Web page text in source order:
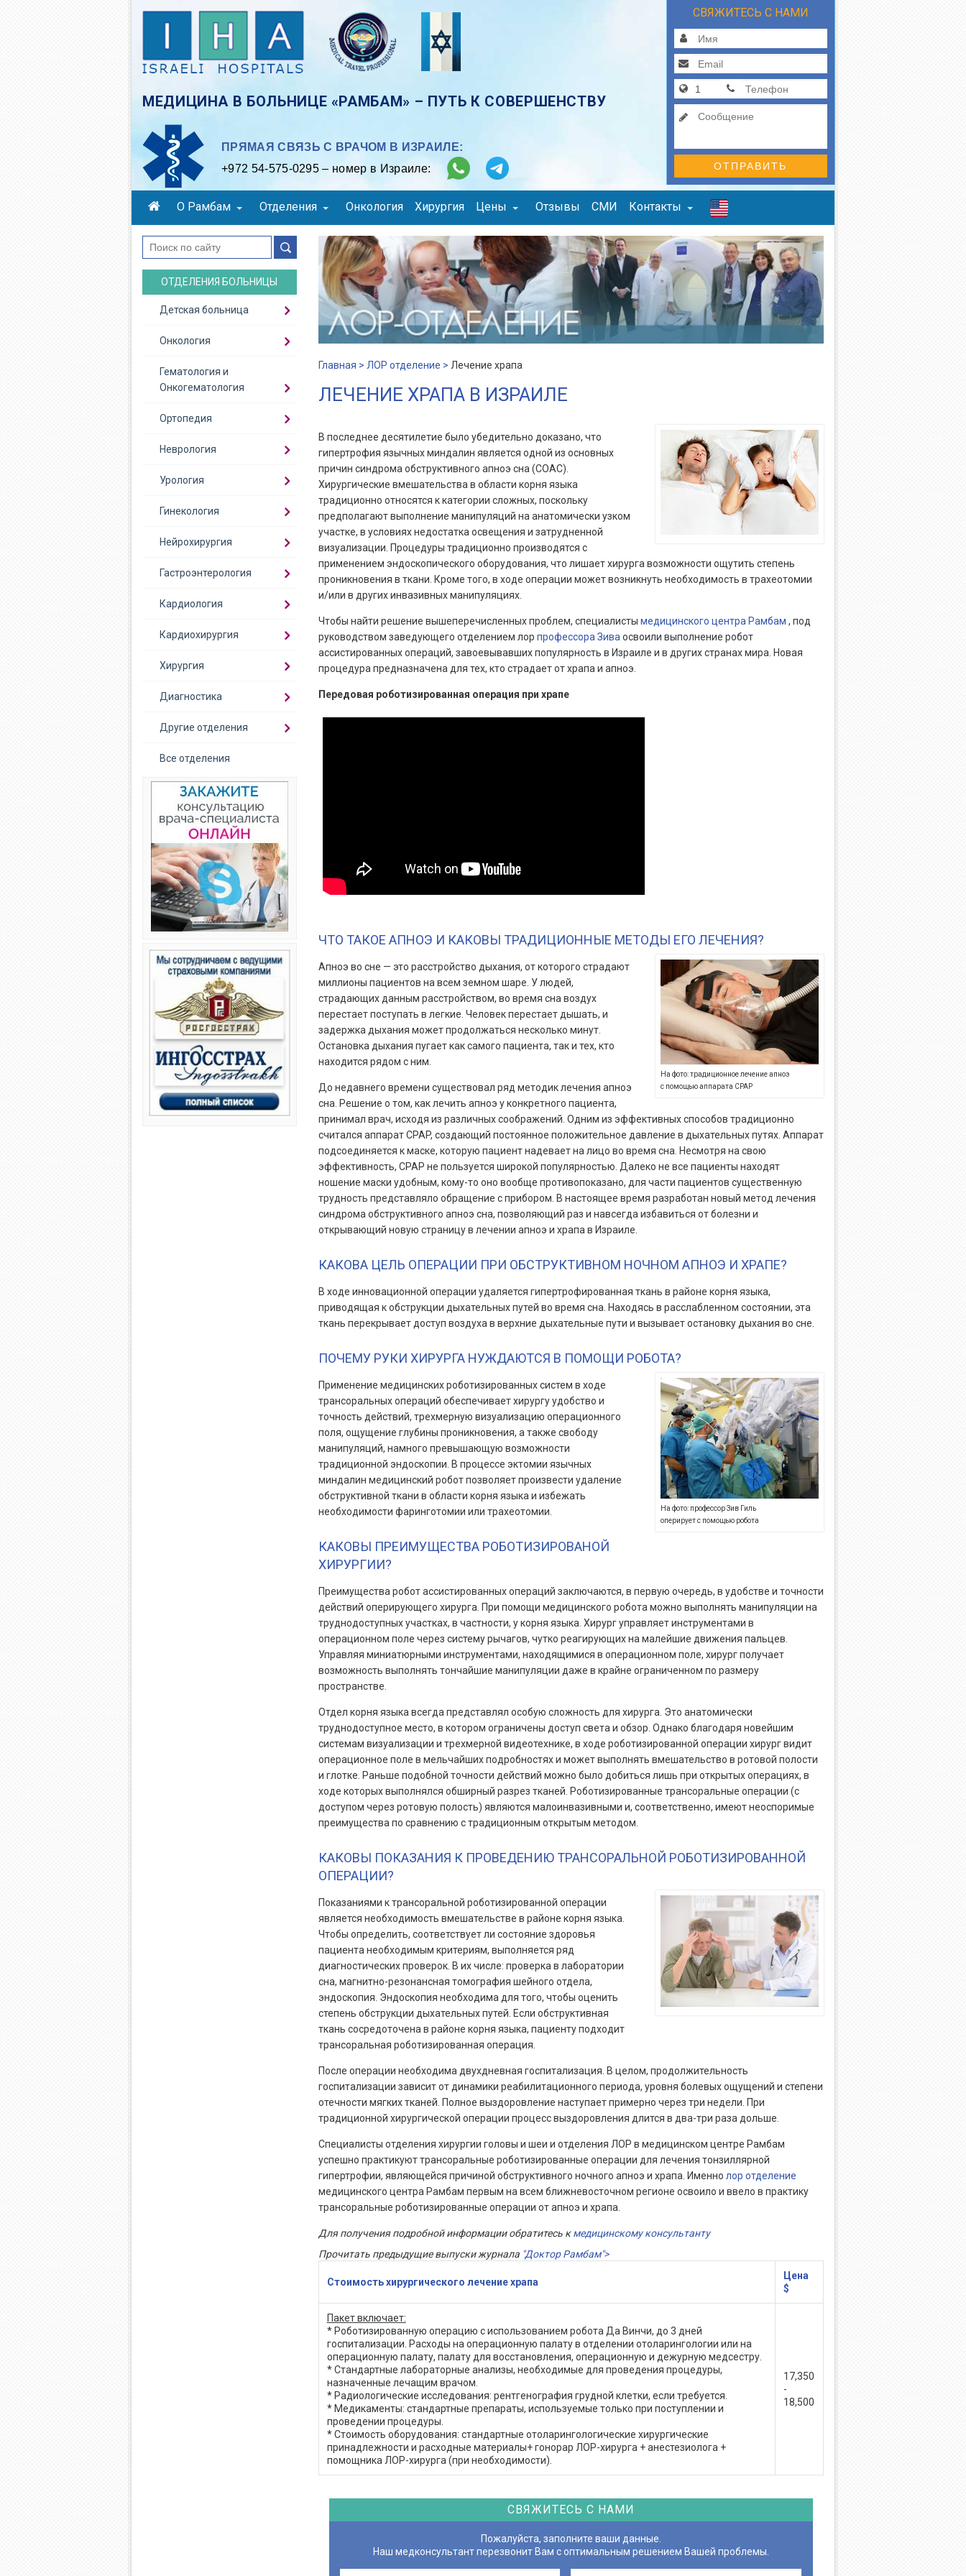
content
МЕДИЦИНА В БОЛЬНИЦЕ «РАМБАМ» – ПУТЬ К СОВЕРШЕНСТВУ
ПРЯМАЯ СВЯЗЬ С ВРАЧОМ В ИЗРАИЛЕ:
+972 54-575-0295 – номер в Израиле:
СВЯЖИТЕСЬ С НАМИ
ОТПРАВИТЬ
О Рамбам Отделения Онкология Хирургия Цены Отзывы СМИ Контакты
Главная > ЛОР отделение > Лечение храпа
ЛЕЧЕНИЕ ХРАПА В ИЗРАИЛЕ
В последнее десятилетие было убедительно доказано, что
гипертрофия язычных миндалин является одной из основных
причин синдрома обструктивного апноэ сна (СОАС).
Хирургические вмешательства в области корня языка
традиционно относятся к категории сложных, поскольку
предполагают выполнение манипуляций на анатомически узком
участке, в условиях недостатка освещения и затрудненной
визуализации. Процедуры традиционно производятся с
применением эндоскопического оборудования, что лишает хирурга возможности ощутить степень
проникновения в ткани. Кроме того, в ходе операции может возникнуть необходимость в трахеотомии
и/или в других инвазивных манипуляциях.
Чтобы найти решение вышеперечисленных проблем, специалисты медицинского центра Рамбам , под
руководством заведующего отделением лор профессора Зива освоили выполнение робот
ассистированных операций, завоевывавших популярность в Израиле и в других странах мира. Новая
процедура предназначена для тех, кто страдает от храпа и апноэ.
Передовая роботизированная операция при храпе
ЧТО ТАКОЕ АПНОЭ И КАКОВЫ ТРАДИЦИОННЫЕ МЕТОДЫ ЕГО ЛЕЧЕНИЯ?
На фото: традиционное лечение апноэ
с помощью аппарата CPAP
Апноэ во сне — это расстройство дыхания, от которого страдают
миллионы пациентов на всем земном шаре. У людей,
страдающих данным расстройством, во время сна воздух
перестает поступать в легкие. Человек перестает дышать, и
задержка дыхания может продолжаться несколько минут.
Остановка дыхания пугает как самого пациента, так и тех, кто
находится рядом с ним.
До недавнего времени существовал ряд методик лечения апноэ
сна. Решение о том, как лечить апноэ у конкретного пациента,
принимал врач, исходя из различных соображений. Одним из эффективных способов традиционно
считался аппарат CPAP, создающий постоянное положительное давление в дыхательных путях. Аппарат
подсоединяется к маске, которую пациент надевает на лицо во время сна. Несмотря на свою
эффективность, CPAP не пользуется широкой популярностью. Далеко не все пациенты находят
ношение маски удобным, кому-то оно вообще противопоказано, для части пациентов существенную
трудность представляло обращение с прибором. В настоящее время разработан новый метод лечения
синдрома обструктивного апноэ сна, позволяющий раз и навсегда избавиться от болезни и
открывающий новую страницу в лечении апноэ и храпа в Израиле.
КАКОВА ЦЕЛЬ ОПЕРАЦИИ ПРИ ОБСТРУКТИВНОМ НОЧНОМ АПНОЭ И ХРАПЕ?
В ходе инновационной операции удаляется гипертрофированная ткань в районе корня языка,
приводящая к обструкции дыхательных путей во время сна. Находясь в расслабленном состоянии, эта
ткань перекрывает доступ воздуха в верхние дыхательные пути и вызывает остановку дыхания во сне.
ПОЧЕМУ РУКИ ХИРУРГА НУЖДАЮТСЯ В ПОМОЩИ РОБОТА?
На фото: профессор Зив Гиль
оперирует с помощью робота
Применение медицинских роботизированных систем в ходе
трансоральных операций обеспечивает хирургу удобство и
точность действий, трехмерную визуализацию операционного
поля, ощущение глубины проникновения, а также свободу
манипуляций, намного превышающую возможности
традиционной эндоскопии. В процессе эктомии язычных
миндалин медицинский робот позволяет произвести удаление
обструктивной ткани в области корня языка и избежать
необходимости фаринготомии или трахеотомии.
КАКОВЫ ПРЕИМУЩЕСТВА РОБОТИЗИРОВАНОЙ
ХИРУРГИИ?
Преимущества робот ассистированных операций заключаются, в первую очередь, в удобстве и точности
действий оперирующего хирурга. При помощи медицинского робота можно выполнять манипуляции на
труднодоступных участках, в частности, у корня языка. Хирург управляет инструментами в
операционном поле через систему рычагов, чутко реагирующих на малейшие движения пальцев.
Управляя миниатюрными инструментами, находящимися в операционном поле, хирург получает
возможность выполнять тончайшие манипуляции даже в крайне ограниченном по размеру
пространстве.
Отдел корня языка всегда представлял особую сложность для хирурга. Это анатомически
труднодоступное место, в котором ограничены доступ света и обзор. Однако благодаря новейшим
системам визуализации и трехмерной видеотехнике, в ходе роботизированной операции хирург видит
операционное поле в мельчайших подробностях и может выполнять вмешательство в ротовой полости
и глотке. Раньше подобной точности действий можно было добиться лишь при открытых операциях, в
ходе которых выполнялся обширный разрез тканей. Роботизированные трансоральные операции (с
доступом через ротовую полость) являются малоинвазивными и, соответственно, имеют неоспоримые
преимущества по сравнению с традиционным открытым методом.
КАКОВЫ ПОКАЗАНИЯ К ПРОВЕДЕНИЮ ТРАНСОРАЛЬНОЙ РОБОТИЗИРОВАННОЙ
ОПЕРАЦИИ?
Показаниями к трансоральной роботизированной операции
является необходимость вмешательстве в районе корня языка.
Чтобы определить, соответствует ли состояние здоровья
пациента необходимым критериям, выполняется ряд
диагностических проверок. В их числе: проверка в лаборатории
сна, магнитно-резонансная томография шейного отдела,
эндоскопия. Эндоскопия необходима для того, чтобы оценить
степень обструкции дыхательных путей. Если обструктивная
ткань сосредоточена в районе корня языка, пациенту подходит
трансоральная роботизированная операция.
После операции необходима двухдневная госпитализация. В целом, продолжительность
госпитализации зависит от динамики реабилитационного периода, уровня болевых ощущений и степени
отечности мягких тканей. Полное выздоровление наступает примерно через три недели. При
традиционной хирургической операции процесс выздоровления длится в два-три раза дольше.
Специалисты отделения хирургии головы и шеи и отделения ЛОР в медицинском центре Рамбам
успешно практикуют трансоральные роботизированные операции для лечения тонзиллярной
гипертрофии, являющейся причиной обструктивного ночного апноэ и храпа. Именно лор отделение
медицинского центра Рамбам первым на всем ближневосточном регионе освоило и ввело в практику
трансоральные роботизированные операции от апноэ и храпа.
Для получения подробной информации обратитесь кмедицинскому консультанту
Прочитать предыдущие выпуски журнала "Доктор Рамбам">
Стоимость хирургического лечение храпа
Цена
$
Пакет включает:
* Роботизированную операцию с использованием робота Да Винчи, до 3 дней
госпитализации. Расходы на операционную палату в отделении отоларингологии или на
операционную палату, палату для восстановления, операционную и дежурную медсестру.
* Стандартные лабораторные анализы, необходимые для проведения процедуры,
назначенные лечащим врачом.
* Радиологические исследования: рентгенография грудной клетки, если требуется.
* Медикаменты: стандартные препараты, используемые только при поступлении и
проведении процедуры.
* Стоимость оборудования: стандартные отоларингологические хирургические
принадлежности и расходные материалы+ гонорар ЛОР-хирурга + анестезиолога +
помощника ЛОР-хирурга (при необходимости).
17,350
-
18,500
СВЯЖИТЕСЬ С НАМИ
Пожалуйста, заполните ваши данные.
Наш медконсультант перезвонит Вам с оптимальным решением Вашей проблемы.
поиск
ОТДЕЛЕНИЯ БОЛЬНИЦЫ
Детская больница
Онкология
Гематология и
Онкогематология
Ортопедия
Неврология
Урология
Гинекология
Нейрохирургия
Гастроэнтерология
Кардиология
Кардиохирургия
Хирургия
Диагностика
Другие отделения
Все отделения